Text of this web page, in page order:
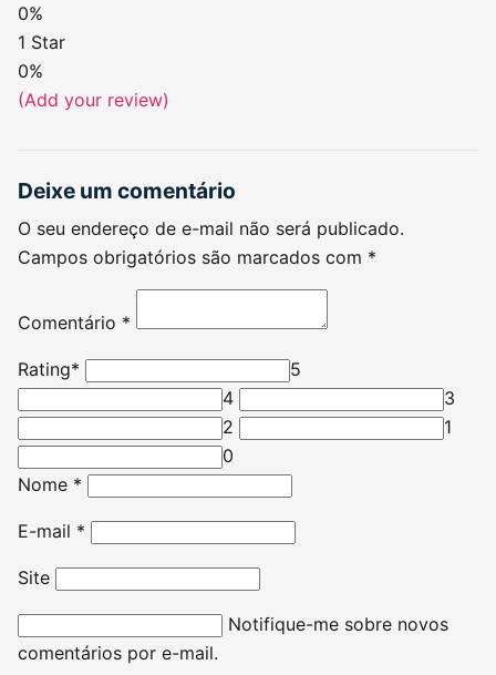
0%
1 Star
0%
(Add your review)
Deixe um comentário
O seu endereço de e-mail não será publicado.
Campos obrigatórios são marcados com *
Comentário *
Rating*
5
4
3
2
1
0
Nome *
E-mail *
Site
Notifique-me sobre novos
comentários por e-mail.